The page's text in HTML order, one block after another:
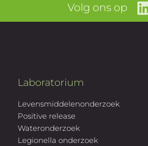
Volg ons op
Laboratorium
Levensmiddelenonderzoek
Positive release
Wateronderzoek
Legionella onderzoek